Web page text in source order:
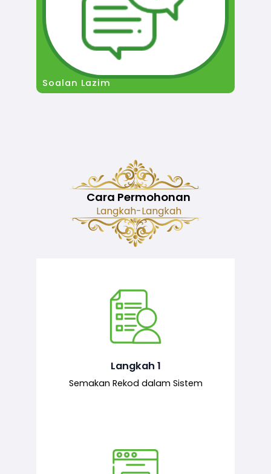
Soalan Lazim
Cara Permohonan
Langkah-Langkah
Langkah 1
Semakan Rekod dalam Sistem
Semakan ke atas sejarah permohonan
yang pernah dibuat oleh pemohon,